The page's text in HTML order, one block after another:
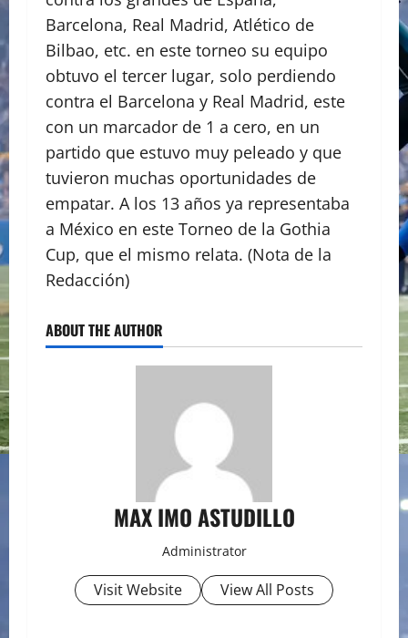
Barcelona, Real Madrid, Atlético de
Bilbao, etc. en este torneo su equipo
obtuvo el tercer lugar, solo perdiendo
contra el Barcelona y Real Madrid, este
con un marcador de 1 a cero, en un
partido que estuvo muy peleado y que
tuvieron muchas oportunidades de
empatar. A los 13 años ya representaba
a México en este Torneo de la Gothia
Cup, que el mismo relata. (Nota de la
Redacción)
ABOUT THE AUTHOR
MAX IMO ASTUDILLO
Administrator
Visit Website View All Posts